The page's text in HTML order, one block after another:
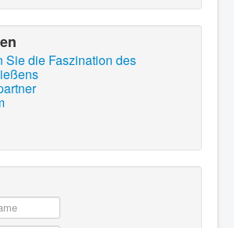
Sie die Faszination des